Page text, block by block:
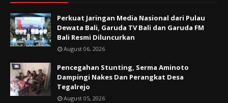
Perkuat Jaringan Media Nasional dari Pulau
Dewata Bali, Garuda TV Bali dan Garuda FM
Bali Resmi Diluncurkan
August 06, 2026
Pencegahan Stunting, Serma Aminoto
Dampingi Nakes Dan Perangkat Desa
Tegalrejo
August 05, 2026